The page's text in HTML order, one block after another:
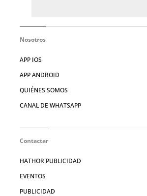
Nosotros
APP IOS
APP ANDROID
QUIÉNES SOMOS
CANAL DE WHATSAPP
Contactar
HATHOR PUBLICIDAD
EVENTOS
PUBLICIDAD